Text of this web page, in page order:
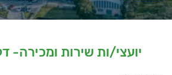
יועצי/ות שירות ומכירה-